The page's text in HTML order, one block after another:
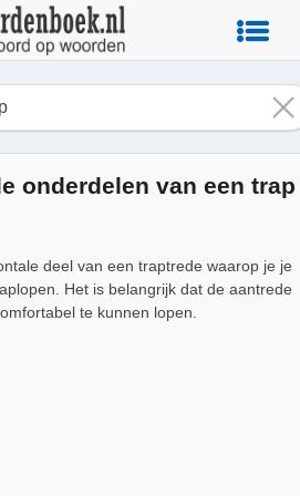
onderdelen van een trap
deel van een traptrede waarop je je
Het is belangrijk dat de aantrede
te kunnen lopen.